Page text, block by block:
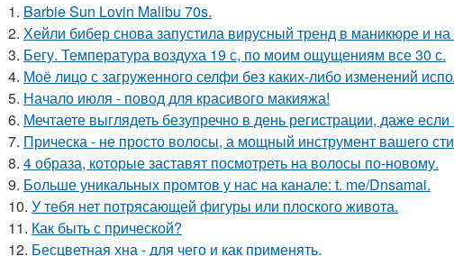
1. Barbie Sun Lovin Malibu 70s.
2. Хейли бибер снова запустила вирусный тренд в маникюре и
3. Бегу. Температура воздуха 19 с, по моим ощущениям все 30 с.
4. Моё лицо с загруженного селфи без каких-либо изменений
5. Начало июля - повод для красивого макияжа!
6. Мечтаете выглядеть безупречно в день регистрации, даже
7. Прическа - не просто волосы, а мощный инструмент вашего
8. 4 образа, которые заставят посмотреть на волосы по-новому.
9. Больше уникальных промтов у нас на канале: t. me/Dnsamai.
10. У тебя нет потрясающей фигуры или плоского живота.
11. Как быть с прической?
12. Бесцветная хна - для чего и как применять.